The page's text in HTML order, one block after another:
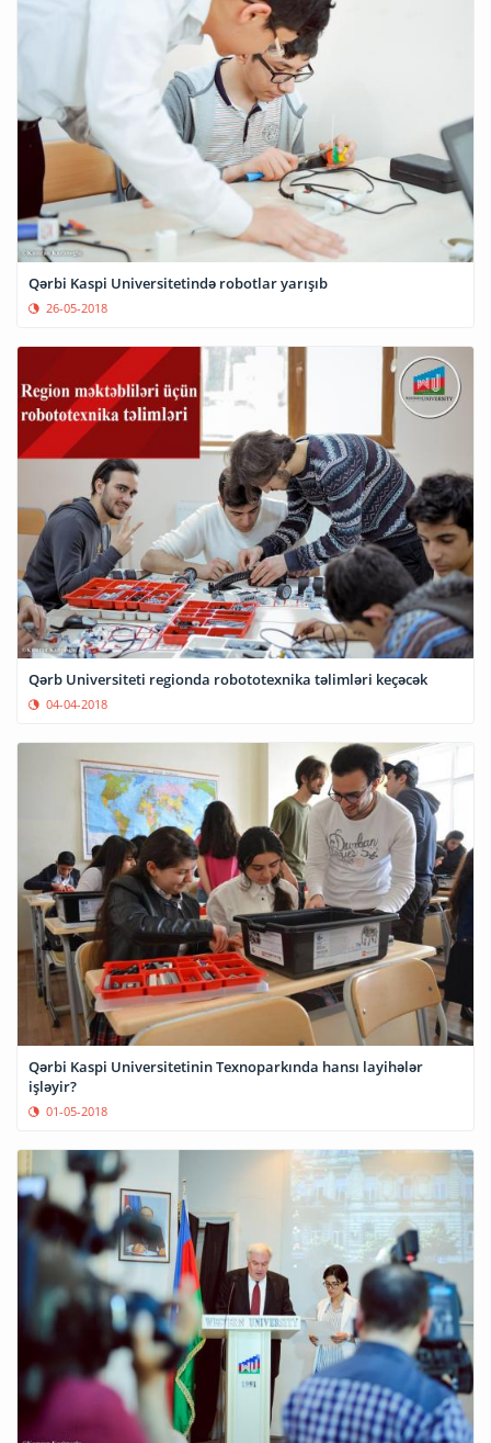
Qərbi Kaspi Universitetində robotlar yarışıb
26-05-2018
Qərb Universiteti regionda robototexnika təlimləri keçəcək
04-04-2018
Qərbi Kaspi Universitetinin Texnoparkında hansı layihələr
işləyir?
01-05-2018